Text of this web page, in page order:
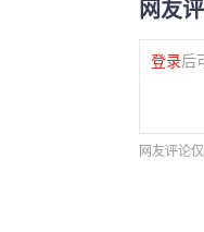
网友
登录后
网友评论